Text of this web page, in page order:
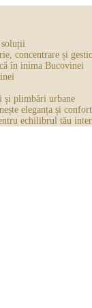
soluții
concentrare și
în inima Bucovinei
și plimbări urbane
eleganța și
echilibrul tău